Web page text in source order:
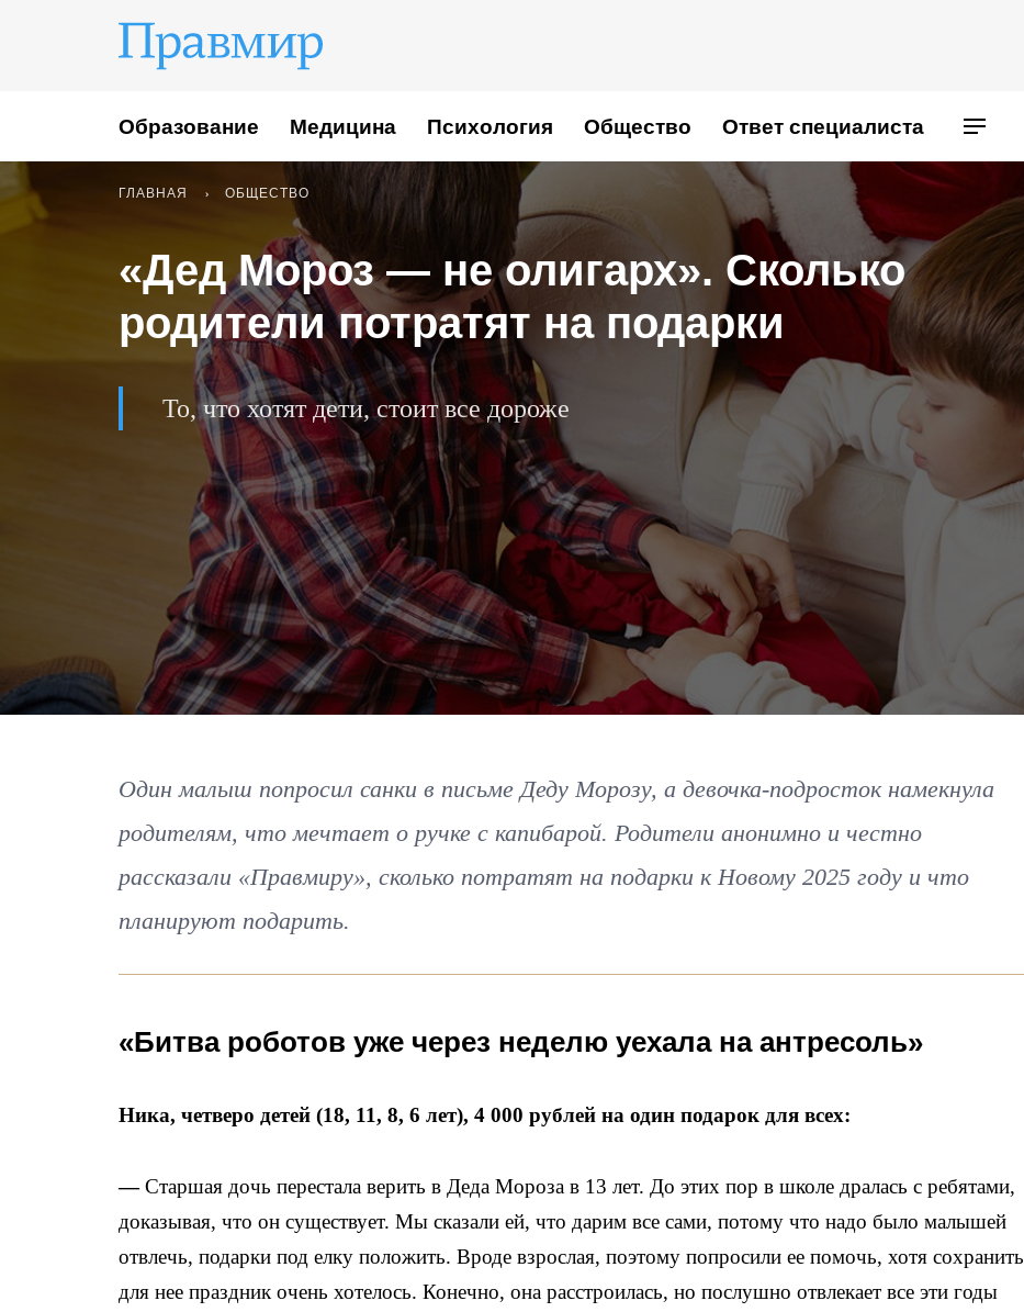
Образование Медицина Психология Общество Ответ специалиста
ГЛАВНАЯ ОБЩЕСТВО
«Дед Мороз — не олигарх». Сколько
родители потратят на подарки
То, что хотят дети, стоит все дороже
Один малыш попросил санки в письме Деду Морозу, а девочка-подросток намекнула
родителям, что мечтает о ручке с капибарой. Родители анонимно и честно
рассказали «Правмиру», сколько потратят на подарки к Новому 2025 году и что
планируют подарить.
«Битва роботов уже через неделю уехала на антресоль»
Ника, четверо детей (18, 11, 8, 6 лет), 4 000 рублей на один подарок для всех:
—Старшая дочь перестала верить в Деда Мороза в 13 лет. До этих пор в школе дралась с ребятами,
доказывая, что он существует. Мы сказали ей, что дарим все сами, потому что надо было малышей
отвлечь, подарки под елку положить. Вроде взрослая, поэтому попросили ее помочь, хотя сохранить
для нее праздник очень хотелось. Конечно, она расстроилась, но послушно отвлекает все эти годы